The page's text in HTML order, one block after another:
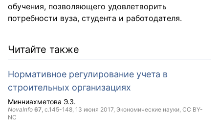
обучения, позволяющего удовлетворить
потребности вуза, студента и работодателя.
Читайте также
Нормативное регулирование учета в
строительных организациях
Минниахметова Э.З.
NovaInfo 67, с.145-148, 13 июня 2017, Экономические науки, CC BY-
NC